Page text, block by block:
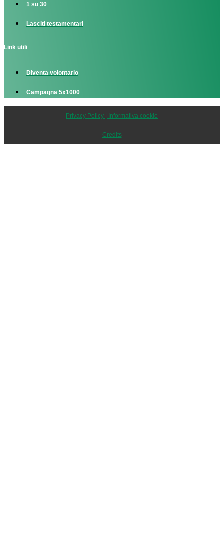
1 su 30
Lasciti testamentari
Link utili
Diventa volontario
Campagna 5x1000
Privacy Policy | Informativa cookie
Credits